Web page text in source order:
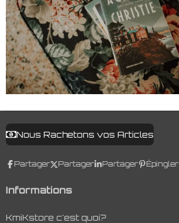
Nous Rachetons vos Articles
Partager Partager Partager Épingler
Informations
KmiKstore c'est quoi?